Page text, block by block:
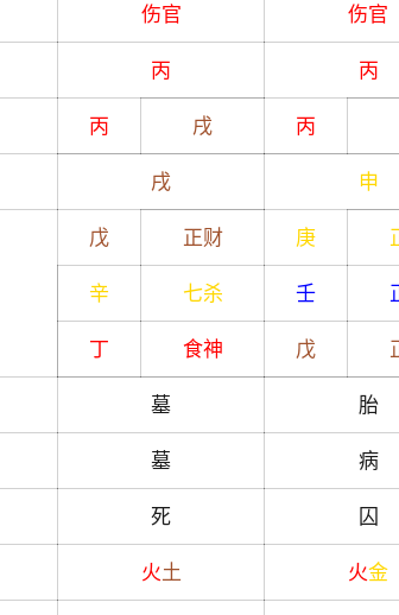
伤官 伤官
丙 丙
丙 戌 丙
戌 申
戊 正财 庚
辛 七杀 壬
丁 食神 戊
墓 胎
墓 病
死 囚
火土 火金